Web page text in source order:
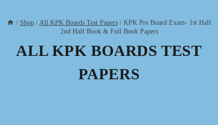
/ Shop / All KPK Boards Test Papers / KPK Pre Board Exam- 1st Half
2nd Half Book & Full Book Papers
ALL KPK BOARDS TEST
PAPERS